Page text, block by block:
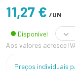
11,27 € /UN
Disponível
Aos valores acresce
Preços individuais